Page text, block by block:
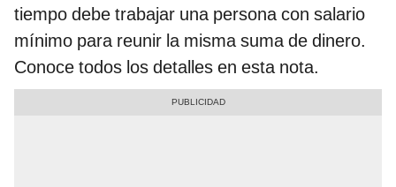
tiempo debe trabajar una persona con salario
mínimo para reunir la misma suma de dinero.
Conoce todos los detalles en esta nota.